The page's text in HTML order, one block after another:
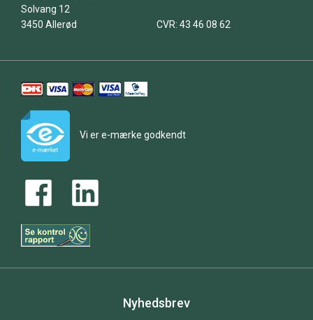
Solvang 12
3450 Allerød
CVR: 43 46 08 62
Vi er e-mærke godkendt
Nyhedsbrev